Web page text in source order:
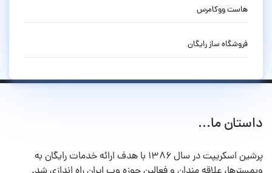
هاست ووکامرس
فروشگاه ساز رایگان
داستان ما...
پرشین اسکریپت در سال ۱۳۸۶ با هدف ارائه خدمات رایگان به